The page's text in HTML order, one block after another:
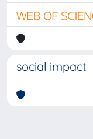
social impact